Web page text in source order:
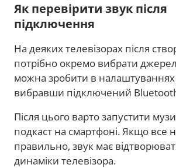
Як перевірити звук після
підключення
На деяких телевізорах після
потрібно окремо вибрати
можна зробити в налаштуваннях
вибравши підключений
Після цього варто запустити
подкаст на смартфоні. Якщо все
правильно, звук має
динаміки телевізора.